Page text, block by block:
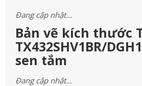
Đang cập nhật…
Bản vẽ kích thước
TX432SHV1BR/
sen tắm
Đang cập nhật…